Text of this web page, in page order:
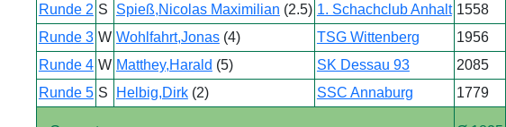
Runde 2 S Spieß,Nicolas Maximilian (2.5) 1. Schachclub Anhalt 1558
Runde 3 W Wohlfahrt,Jonas(4) TSG Wittenberg 1956
Runde 4 W Matthey,Harald (5) SK Dessau 93 2085
Runde 5 S Helbig,Dirk(2) SSC Annaburg 1779